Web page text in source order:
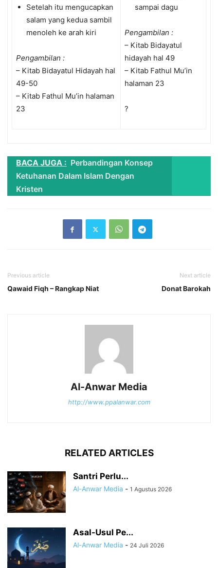
Setelah itu mengucapkan
salam yang kedua sambil
menoleh ke arah kiri
Pengambilan :
– Kitab Bidayatul Hidayah hal
49-50
– Kitab Fathul Mu’in halaman
23
sampai dagu
Pengambilan :
– Kitab Bidayatul
hidayah hal 49
– Kitab Fathul Mu’in
halaman 23
?
BACA JUGA : Perbandingan Konsep
Ketuhanan Dalam Islam Dengan
Kristen
Previous article
Qawaid Fiqh – Rangkap Niat
Next article
Donat Barokah
Al-Anwar Media
http://www.ppalanwar.com
RELATED ARTICLES
Santri Perlu...
Al-Anwar Media - 1 Agustus 2026
Asal-Usul Pe...
Al-Anwar Media - 24 Juli 2026